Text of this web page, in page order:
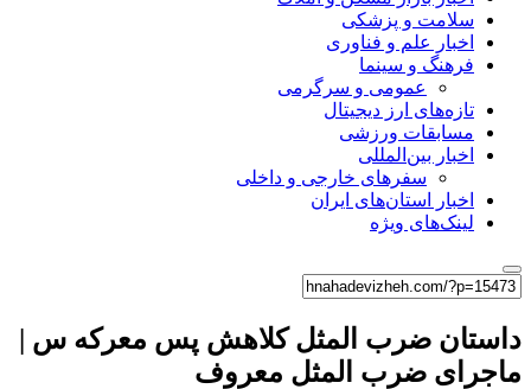
سلامت و پزشکی
اخبار علم و فناوری
فرهنگ و سینما
عمومی و سرگرمی
تازه‌های ارز دیجیتال
مسابقات ورزشی
اخبار بین‌المللی
سفرهای خارجی و داخلی
اخبار استان‌های ایران
لینک‌های ویژه
داستان ضرب المثل کلاهش پس معرکه س |
ماجرای ضرب المثل معروف